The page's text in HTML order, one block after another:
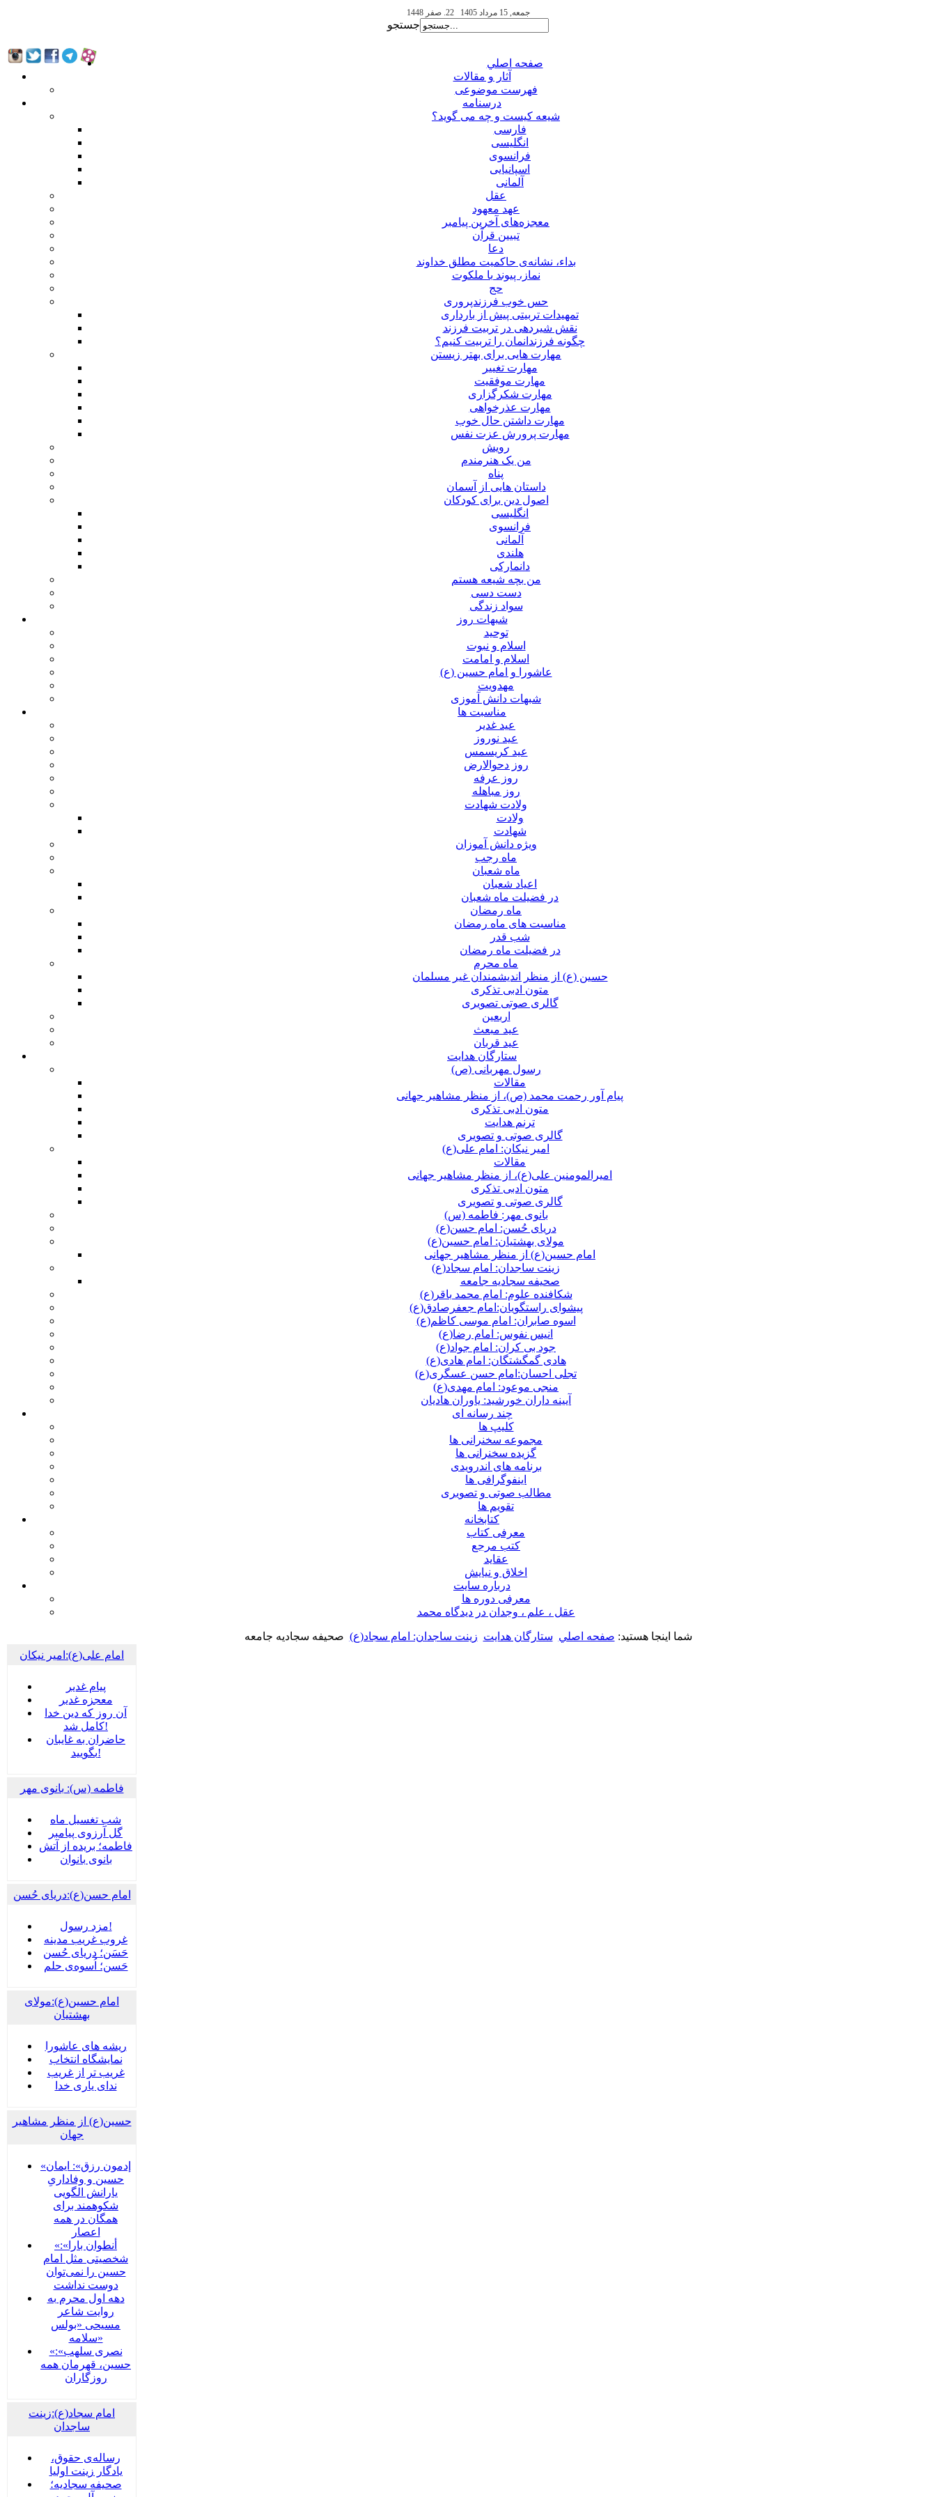
جمعه, 15 مرداد 1405 22. صفر 1448
جستجو
صفحه اصلي
آثار و مقالات
فهرست موضوعی
درسنامه
شیعه کیست و چه می گوید؟
فارسی
انگلیسی
فرانسوی
اسپانیایی
آلمانی
عقل
عهد معهود
معجزه‌های آخرین پیامبر
تبيين قرآن
دعا
بداء، نشانه‌ی حاکمیت مطلق خداوند
نماز، پیوند با ملکوت
حج
حس خوب فرزندپروری
تمهیدات تربیتی پیش از بارداری
نقش شیردهی در تربیت فرزند
چگونه فرزندانمان را تربیت کنیم؟
مهارت هایی برای بهتر زیستن
مهارت تغییر
مهارت موفقیت
مهارت شکرگزاری
مهارت عذرخواهی
مهارت داشتن حال خوب
مهارت پرورش عزت نفس
رویش
من یک هنرمندم
پناه
داستان هایی از آسمان
اصول دین برای کودکان
انگلیسی
فرانسوی
آلمانی
هلندی
دانمارکی
من بچه شیعه هستم
دست دسی
سواد زندگی
شبهات روز
توحید
اسلام و نبوت
اسلام و امامت
عاشورا و امام حسین (ع)
مهدویت
شبهات دانش آموزی
مناسبت ها
عید غدير
عید نوروز
عید کریسمس
روز دحوالارض
روز عرفه
روز مباهله
ولادت شهادت
ولادت
شهادت
ویژه دانش آموزان
ماه رجب
ماه شعبان
اعیاد شعبان
در فضیلت ماه شعبان
ماه رمضان
مناسبت های ماه رمضان
شب قدر
در فضیلت ماه رمضان
ماه محرم
حسین (ع) از منظر اندیشمندان غیر مسلمان
متون ادبی تذکری
گالری صوتی تصویری
اربعین
عید مبعث
عید قربان
ستارگان هدایت
رسول مهربانی (ص)
مقالات
پیام آور رحمت محمد (ص)، از منظر مشاهیر جهانی
متون ادبی تذکری
ترنم هدایت
گالری صوتی و تصویری
امیر نیکان: امام علی(ع)
مقالات
امیرالمومنین علی(ع)، از منظر مشاهیر جهانی
متون ادبی تذکری
گالری صوتی و تصویری
بانوی مهر: فاطمه (س)
دریای حُسن: امام حسن(ع)
مولای بهشتیان: امام حسین(ع)
امام حسین(ع) از منظر مشاهیر جهانی
زینت ساجدان: امام سجاد(ع)
صحیفه سجادیه جامعه
شکافنده علوم: امام محمد باقر(ع)
پیشوای راستگویان:امام جعفرصادق(ع)
اسوه صابران: امام موسی کاظم(ع)
انیس نفوس: امام رضا(ع)
جود بی کران: امام جواد(ع)
هادی گمگشتگان: امام هادی(ع)
تجلی احسان:امام حسن عسگری(ع)
منجی موعود: امام مهدی(ع)
آیینه داران خورشید: یاوران هادیان
چند رسانه ای
کلیپ ها
مجموعه سخنرانی ها
گزیده سخنرانی ها
برنامه های اندرویدی
اینفوگرافی ها
مطالب صوتی و تصویری
تقویم ها
كتابخانه
معرفی کتاب
کتب مرجع
عقاید
اخلاق و نیایش
درباره سايت
معرفی دوره ها
عقل ، علم ، وجدان در ديدگاه محمد
شما اینجا هستید: صفحه اصلي ستارگان هدایت زینت ساجدان: امام سجاد(ع) صحیفه سجادیه جامعه
امام علی(ع):امیر نیکان
پيام غدير
معجزه غدیر
آن روز که دین خدا
کامل شد!
حاضران به غایبان
بگویید!
فاطمه (س): بانوی مهر
شب تغسیل ماه
گل آرزوی پیامبر
فاطمه؛ بریده از آتش
بانوی بانوان
امام حسن(ع):دریای حُسن
مزد رسول!
غروب غریب مدینه
حَسَن؛ دریای حُسن
حَسن؛ اُسوه‌ی حلم
امام حسین(ع):مولای
بهشتیان
ریشه های عاشورا
نمایشگاه انتخاب
غریب تر از غریب
ندای یاری خدا
حسین(ع) از منظر مشاهیر
جهان
«إدمون رزق»: ایمان
حسین و وفاداریِ
یارانش الگویی
شکوهمند برای
همگان در همه
اعصار
«أنطوان بارا»:
شخصیتی مثل امام
حسین را نمی‌توان
دوست نداشت
دهه اول محرم به
روایت شاعر
مسیحی «بولس
سلامه»
«نصری سلهب»:
حسین، قهرمان همه
روزگاران
امام سجاد(ع):زینت
ساجدان
رساله‌ی حقوق،
یادگار زینت اولیا
صحیفه سجادیه؛